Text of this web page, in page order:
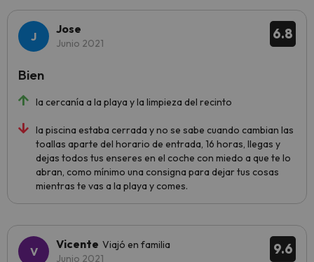
6.8
Jose
Junio 2021
la cercanía a la playa y la limpieza del recinto
la piscina estaba cerrada y no se sabe cuando cambian las
toallas aparte del horario de entrada, 16 horas, llegas y
dejas todos tus enseres en el coche con miedo a que te lo
abran, como mínimo una consigna para dejar tus cosas
mientras te vas a la playa y comes.
Bien
9.6
Vicente Viajó en familia
Junio 2021